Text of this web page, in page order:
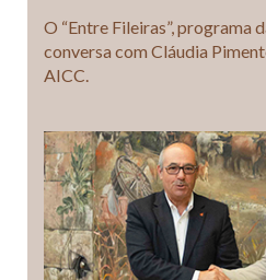
O “Entre Fileiras”, programa
conversa com Cláudia
AICC.